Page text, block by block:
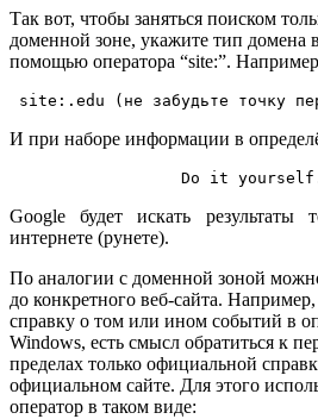
Так вот, чтобы заняться поиском
доменной зоне, укажите тип домена
помощью оператора “site:”.
site:.edu (не забудьте точку
И при наборе информации в
Do it
Google будет искать результаты
интернете (рунете).
По аналогии с доменной зоной
до конкретного веб-сайта.
справку о том или ином событий в
Windows, есть смысл обратиться к
пределах только официальной
официальном сайте. Для этого
оператор в таком виде: